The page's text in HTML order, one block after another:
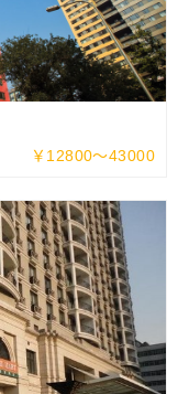
￥12800～43000